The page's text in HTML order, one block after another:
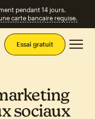
pendant 14 jours.
carte bancaire requise.
Essai gratuit
sociaux